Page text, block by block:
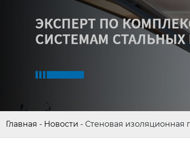
Главная - Новости - Стеновая изоляционная